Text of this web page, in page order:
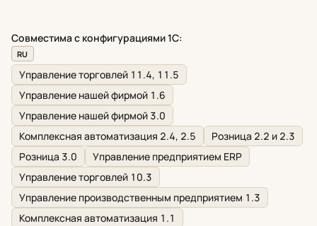
Совместима с конфигурациями 1С:
RU
Управление торговлей 11.4, 11.5
Управление нашей фирмой 1.6
Управление нашей фирмой 3.0
Комплексная автоматизация 2.4, 2.5
Розница 2.2 и 2.3
Розница 3.0
Управление предприятием ERP
Управление торговлей 10.3
Управление производственным предприятием 1.3
Комплексная автоматизация 1.1